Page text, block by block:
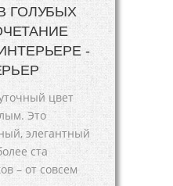
ГОЛУБЫХ
-
цвет
Это
элегантный
ста
– от совсем